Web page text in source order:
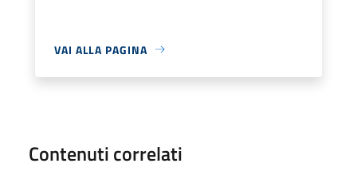
VAI ALLA PAGINA
Contenuti correlati